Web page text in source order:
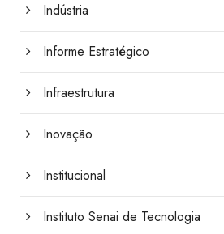
Indústria
Informe Estratégico
Infraestrutura
Inovação
Institucional
Instituto Senai de Tecnologia